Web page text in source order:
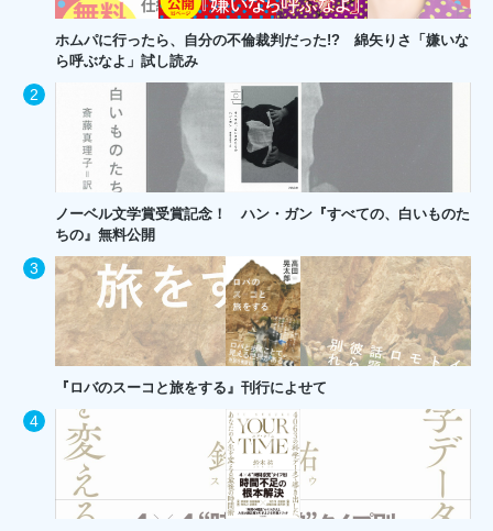
ホムパに行ったら、自分の不倫裁判だった!? 綿矢りさ「嫌いな
ら呼ぶなよ」試し読み
ノーベル文学賞受賞記念！ ハン・ガン『すべての、白いものた
ちの』無料公開
『ロバのスーコと旅をする』刊行によせて